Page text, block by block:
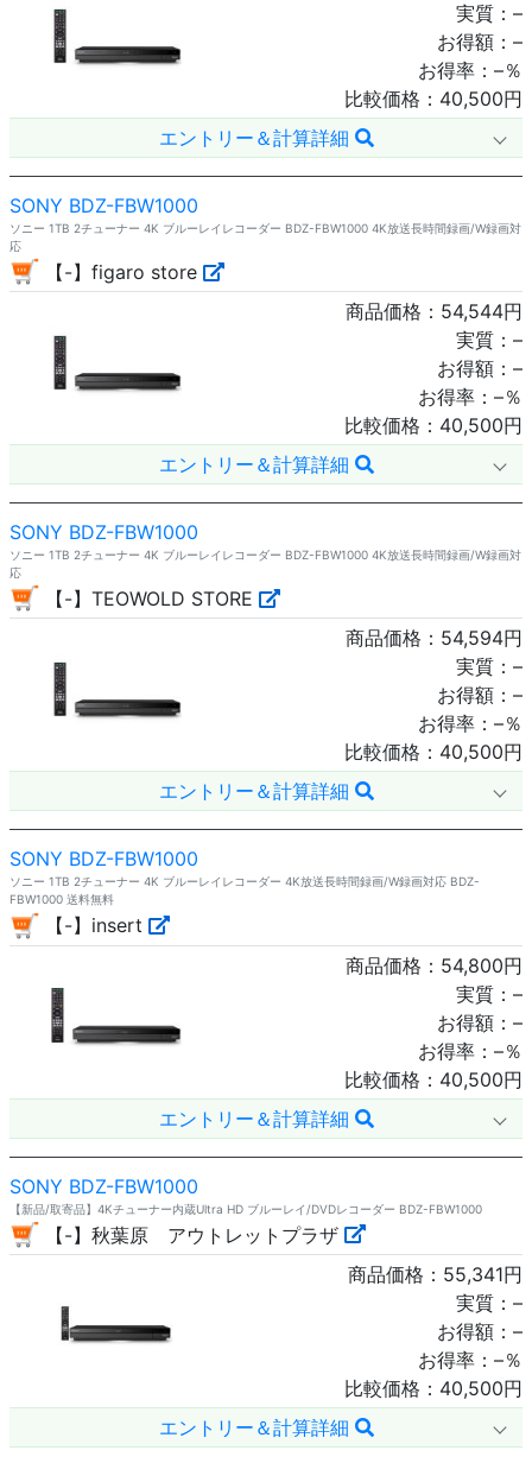
実質： –
お得額： –
お得率： –％
比較価格： 40,500円
エントリー＆計算詳細
SONY BDZ-FBW1000
ソニー 1TB 2チューナー 4K ブルーレイレコーダー BDZ-FBW1000 4K放送長時間録画/W録画対
応
【-】figaro store
商品価格： 54,544円
実質： –
お得額： –
お得率： –％
比較価格： 40,500円
エントリー＆計算詳細
SONY BDZ-FBW1000
ソニー 1TB 2チューナー 4K ブルーレイレコーダー BDZ-FBW1000 4K放送長時間録画/W録画対
応
【-】TEOWOLD STORE
商品価格： 54,594円
実質： –
お得額： –
お得率： –％
比較価格： 40,500円
エントリー＆計算詳細
SONY BDZ-FBW1000
ソニー 1TB 2チューナー 4K ブルーレイレコーダー 4K放送長時間録画/W録画対応 BDZ-
FBW1000 送料無料
【-】insert
商品価格： 54,800円
実質： –
お得額： –
お得率： –％
比較価格： 40,500円
エントリー＆計算詳細
SONY BDZ-FBW1000
【新品/取寄品】4Kチューナー内蔵Ultra HD ブルーレイ/DVDレコーダー BDZ-FBW1000
【-】秋葉原 アウトレットプラザ
商品価格： 55,341円
実質： –
お得額： –
お得率： –％
比較価格： 40,500円
エントリー＆計算詳細